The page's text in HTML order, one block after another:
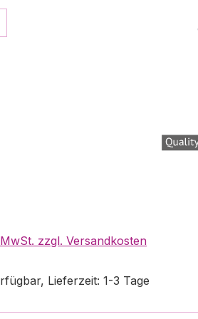
zzgl. Versandkosten
Lieferzeit: 1-3 Tage